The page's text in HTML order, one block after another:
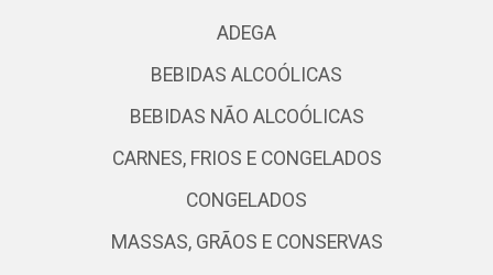
ADEGA
BEBIDAS ALCOÓLICAS
BEBIDAS NÃO ALCOÓLICAS
CARNES, FRIOS E CONGELADOS
CONGELADOS
MASSAS, GRÃOS E CONSERVAS